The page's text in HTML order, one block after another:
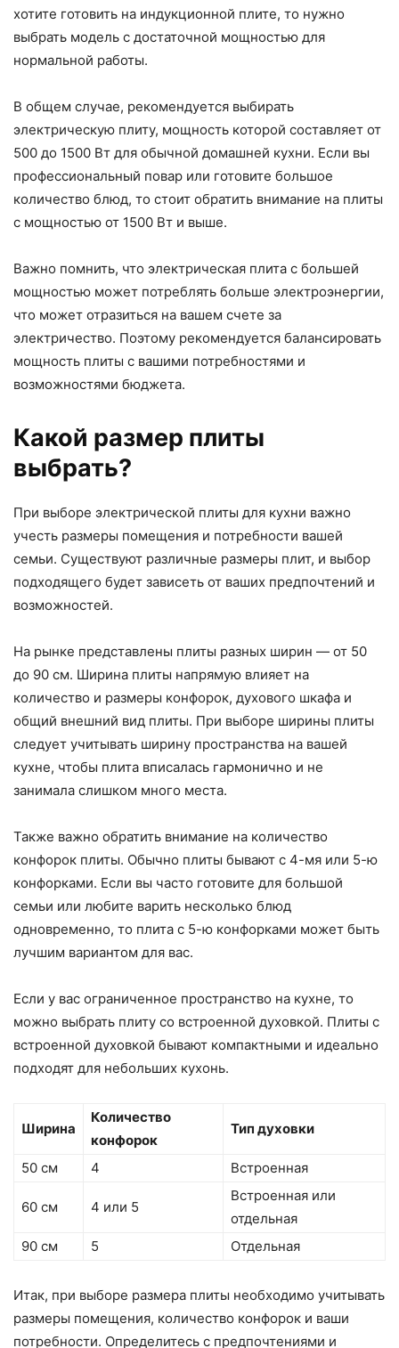
хотите готовить на индукционной плите, то нужно
выбрать модель с достаточной мощностью для
нормальной работы.
В общем случае, рекомендуется выбирать
электрическую плиту, мощность которой составляет от
500 до 1500 Вт для обычной домашней кухни. Если вы
профессиональный повар или готовите большое
количество блюд, то стоит обратить внимание на плиты
с мощностью от 1500 Вт и выше.
Важно помнить, что электрическая плита с большей
мощностью может потреблять больше электроэнергии,
что может отразиться на вашем счете за
электричество. Поэтому рекомендуется балансировать
мощность плиты с вашими потребностями и
возможностями бюджета.
Какой размер плиты
выбрать?
При выборе электрической плиты для кухни важно
учесть размеры помещения и потребности вашей
семьи. Существуют различные размеры плит, и выбор
подходящего будет зависеть от ваших предпочтений и
возможностей.
На рынке представлены плиты разных ширин — от 50
до 90 см. Ширина плиты напрямую влияет на
количество и размеры конфорок, духового шкафа и
общий внешний вид плиты. При выборе ширины плиты
следует учитывать ширину пространства на вашей
кухне, чтобы плита вписалась гармонично и не
занимала слишком много места.
Также важно обратить внимание на количество
конфорок плиты. Обычно плиты бывают с 4-мя или 5-ю
конфорками. Если вы часто готовите для большой
семьи или любите варить несколько блюд
одновременно, то плита с 5-ю конфорками может быть
лучшим вариантом для вас.
Если у вас ограниченное пространство на кухне, то
можно выбрать плиту со встроенной духовкой. Плиты с
встроенной духовкой бывают компактными и идеально
подходят для небольших кухонь.
Ширина
Количество
конфорок
Тип духовки
50 см 4 Встроенная
60 см 4 или 5
Встроенная или
отдельная
90 см
5 Отдельная
Итак, при выборе размера плиты необходимо учитывать
размеры помещения, количество конфорок и ваши
потребности. Определитесь с предпочтениями и